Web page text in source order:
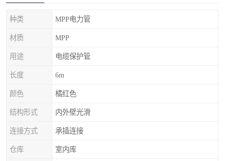
种类 MPP电力管
材质 MPP
用途 电缆保护管
长度 6m
颜色 橘红色
结构形式 内外壁光滑
连接方式 承插连接
仓库 室内库